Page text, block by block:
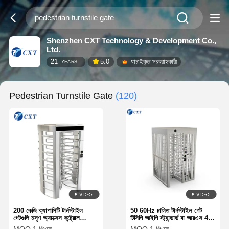
Shenzhen CXT Technology & Development Co.,
Ltd.
21 YEARS 5.0 যাচাইকৃত সরবরাহকারী
Pedestrian Turnstile Gate (120)
200 কেজি ক্যাপাসিটি টার্নস্টাইল
গেটগুলি মসৃণ অ্যাক্সেস কন্ট্রোল
ফ্রিকোয়েন্সি 50-60hz সরবরাহ করে
50 60Hz চালিত টার্নস্টাইল গেট
টিসিপি আইপি স্ট্যান্ডার্ড বা আরএস 485
সংযোগের সাথে উপযুক্ত পথচারী প্রবাহ